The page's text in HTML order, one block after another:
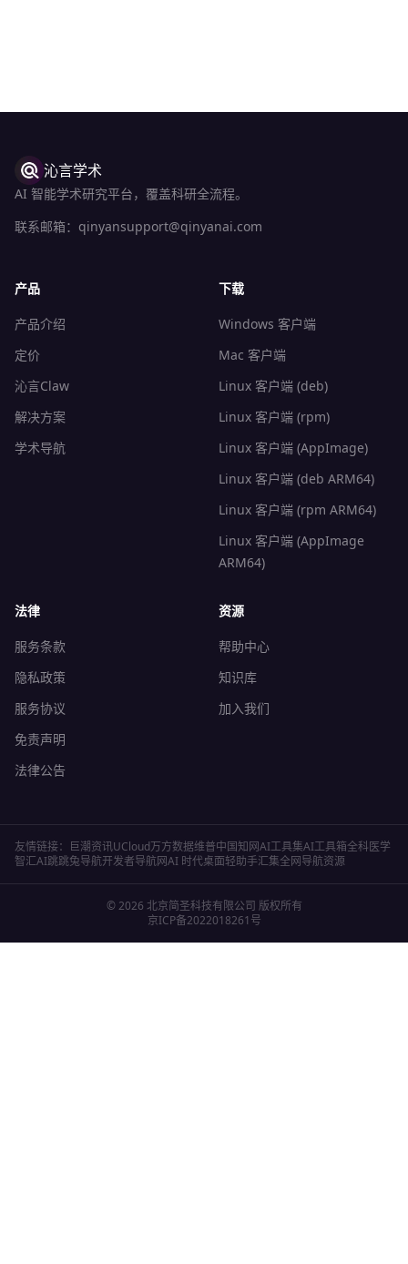
沁言学术
AI 智能学术研究平台，覆盖科研全流程。
联系邮箱： qinyansupport@qinyanai.com
产品
产品介绍
定价
沁言Claw
解决方案
学术导航
下载
Windows 客户端
Mac 客户端
Linux 客户端 (deb)
Linux 客户端 (rpm)
Linux 客户端 (AppImage)
Linux 客户端 (deb ARM64)
Linux 客户端 (rpm ARM64)
Linux 客户端 (AppImage
ARM64)
法律
服务条款
隐私政策
服务协议
免责声明
法律公告
资源
帮助中心
知识库
加入我们
友情链接： 巨潮资讯UCloud万方数据维普中国知网AI工具集AI工具箱全科医学
智汇AI跳跳兔导航开发者导航网AI 时代桌面轻助手汇集全网导航资源
©2026 北京简圣科技有限公司 版权所有
京ICP备2022018261号